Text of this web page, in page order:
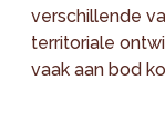
verschillende
territoriale
vaak aan bod